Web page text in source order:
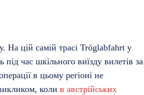
На цій самій трасі Tröglabfahrt у
час шкільного виїзду вилетів за
в цьому регіоні не
коли в австрійських